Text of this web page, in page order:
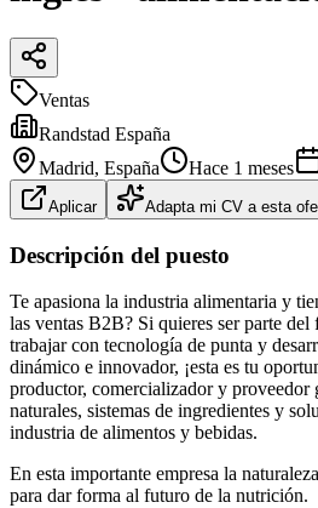
Ventas
Randstad España
Madrid, España Hace 1 meses
Aplicar Adapta mi CV a esta
Descripción del puesto
Te apasiona la industria alimentaria y
las ventas B2B? Si quieres ser parte
trabajar con tecnología de punta y
dinámico e innovador, ¡esta es tu
productor, comercializador y proveedor
naturales, sistemas de ingredientes y
industria de alimentos y bebidas.
En esta importante empresa la
para dar forma al futuro de la nutrición.